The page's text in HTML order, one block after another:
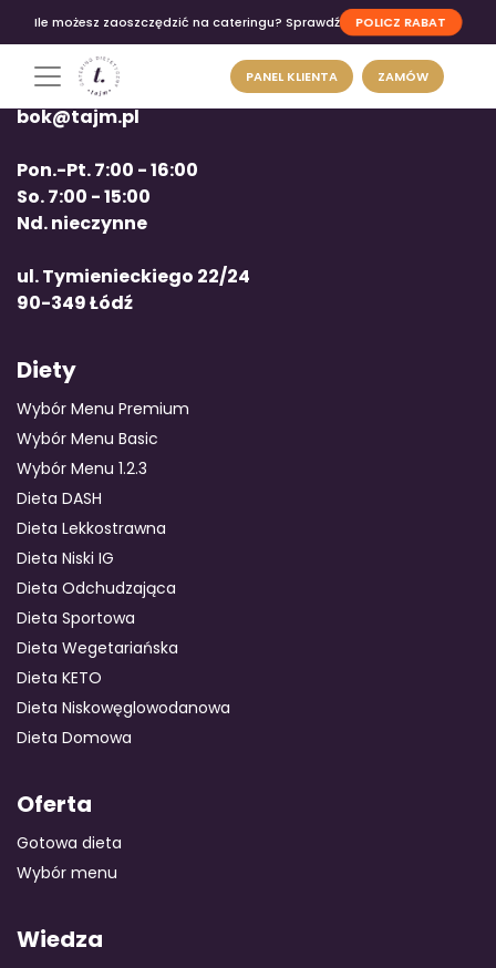
Ile możesz zaoszczędzić na cateringu? Sprawdź POLICZ RABAT
PANEL KLIENTA ZAMÓW
GOTOWA DIETA
tel: +48 663 12 00 12
bok@tajm.pl
Pon.-Pt. 7:00 - 16:00
So. 7:00 - 15:00
Nd. nieczynne
ul. Tymienieckiego 22/24
90-349 Łódź
Diety
Wybór Menu Premium
Wybór Menu Basic
Wybór Menu 1.2.3
Dieta DASH
Dieta Lekkostrawna
Dieta Niski IG
Dieta Odchudzająca
Dieta Sportowa
Dieta Wegetariańska
Dieta KETO
Dieta Niskowęglowodanowa
Dieta Domowa
Oferta
Gotowa dieta
Wybór menu
Wiedza